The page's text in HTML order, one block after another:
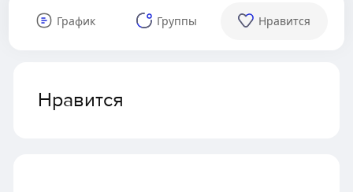
График Группы Нравится
Нравится